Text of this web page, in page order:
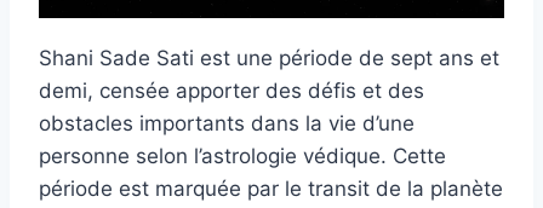
Shani Sade Sati est une période de sept ans et
demi, censée apporter des défis et des
obstacles importants dans la vie d’une
personne selon l’astrologie védique. Cette
période est marquée par le transit de la planète